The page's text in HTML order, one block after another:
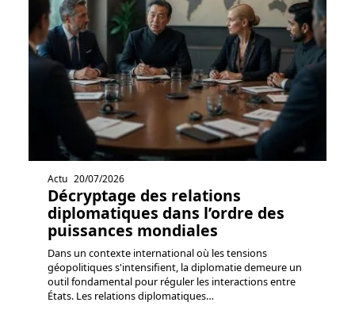
Actu 20/07/2026
Décryptage des relations
diplomatiques dans l’ordre des
puissances mondiales
Dans un contexte international où les tensions
géopolitiques s'intensifient, la diplomatie demeure un
outil fondamental pour réguler les interactions entre
États. Les relations diplomatiques…